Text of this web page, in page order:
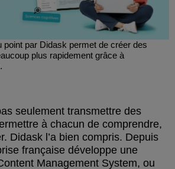
point par Didask permet de créer des
plus rapidement grâce à
seulement transmettre des
à chacun de comprendre,
Didask l’a bien compris. Depuis
française développe une
Management System, ou